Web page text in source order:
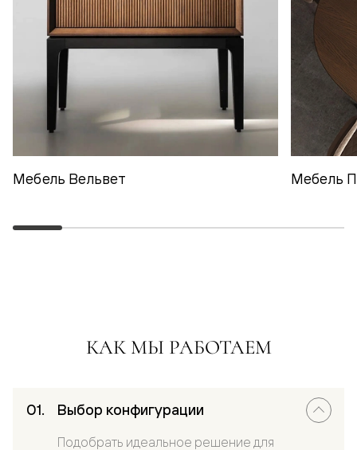
Мебель Вельвет Мебель
КАК МЫ РАБОТАЕМ
Выбор конфигурации
Подобрать идеальное решение для